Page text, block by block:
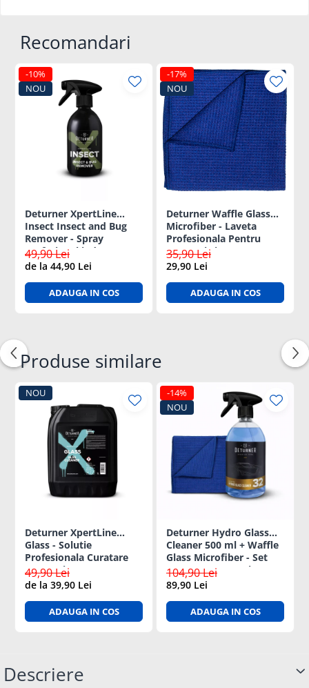
Recomandari
-10%
NOU
Deturner XpertLine
Insect Insect and Bug
Remover - Spray
profesional indepartare
Insecte 500ml
49,90 Lei
de la 44,90 Lei
ADAUGA IN COS
-17%
NOU
Deturner Waffle Glass
Microfiber - Laveta
Profesionala Pentru
Geamuri si Ecrane - 400
GSM
35,90 Lei
29,90 Lei
ADAUGA IN COS
Produse similare
NOU
Deturner XpertLine
Glass - Solutie
Profesionala Curatare
Geamuri Auto - 5L
49,90 Lei
de la 39,90 Lei
ADAUGA IN COS
-14%
NOU
Deturner Hydro Glass
Cleaner 500 ml + Waffle
Glass Microfiber - Set
Curatare Geamuri Auto
104,90 Lei
89,90 Lei
ADAUGA IN COS
Descriere